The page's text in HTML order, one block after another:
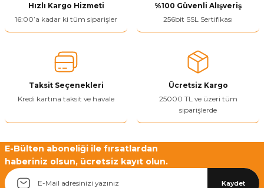
Hızlı Kargo Hizmeti
16:00’a kadar ki tüm siparişler
%100 Güvenli Alışveriş
256bit SSL Sertifikası
Taksit Seçenekleri
Kredi kartına taksit ve havale
Ücretsiz Kargo
25000 TL ve üzeri tüm
siparişlerde
E-Bülten aboneliği ile fırsatlardan
haberiniz olsun, ücretsiz kayıt olun.
Kaydet